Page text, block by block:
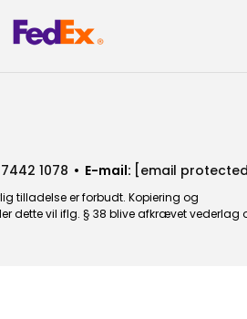
7442 1078 • E-mail: [email
tilladelse er forbudt. Kopiering og
dette vil iflg. § 38 blive afkrævet vederlag